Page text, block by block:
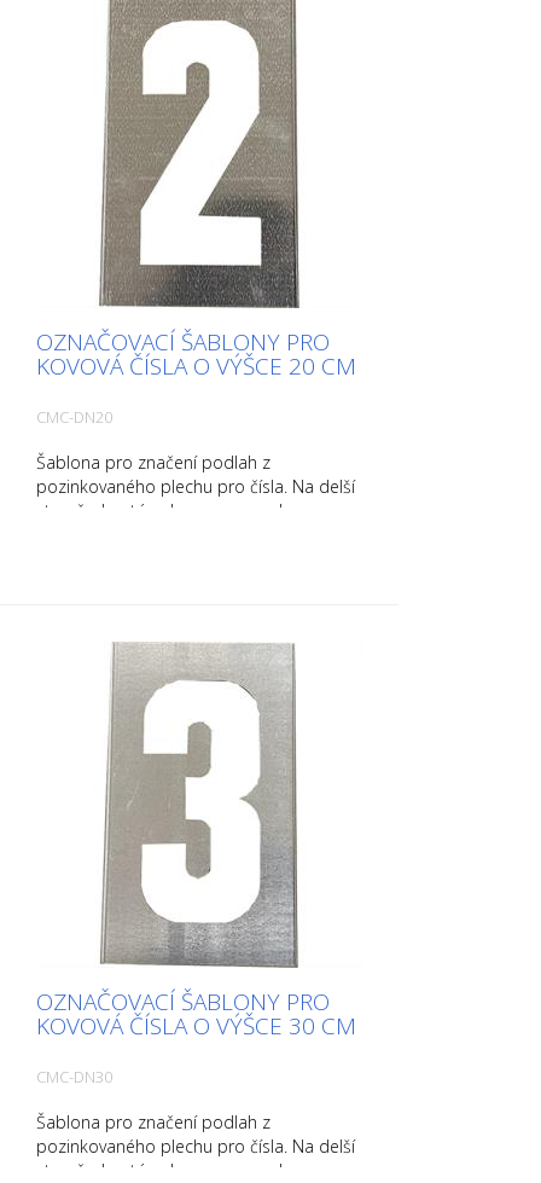
OZNAČOVACÍ ŠABLONY PRO
KOVOVÁ ČÍSLA O VÝŠCE 20 CM
CMC-DN20
Šablona pro značení podlah z
pozinkovaného plechu pro čísla. Na delší
straně ohnutá nahoru pro snadnou
OZNAČOVACÍ ŠABLONY PRO
KOVOVÁ ČÍSLA O VÝŠCE 30 CM
CMC-DN30
Šablona pro značení podlah z
pozinkovaného plechu pro čísla. Na delší
straně ohnutá nahoru pro snadnou